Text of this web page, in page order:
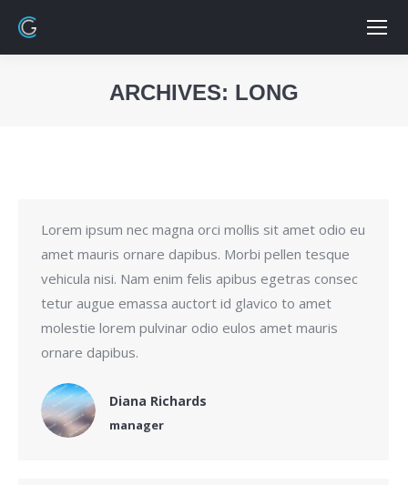
ARCHIVES: LONG
Lorem ipsum nec magna orci mollis sit amet odio eu
amet mauris ornare dapibus. Morbi pellen tesque
vehicula nisi. Nam enim felis apibus egetras consec
tetur augue emassa auctort id glavico to amet
molestie lorem pulvinar odio eulos amet mauris
ornare dapibus.
Diana Richards
manager